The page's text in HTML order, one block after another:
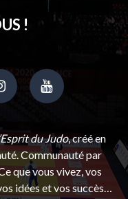
!
du Judo, créé en
Communauté par
que vous vivez, vos
idées et vos succès…